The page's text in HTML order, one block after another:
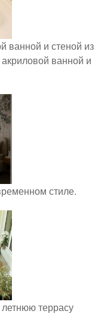
ванной и стеной из
ванной и
стиле.
террасу